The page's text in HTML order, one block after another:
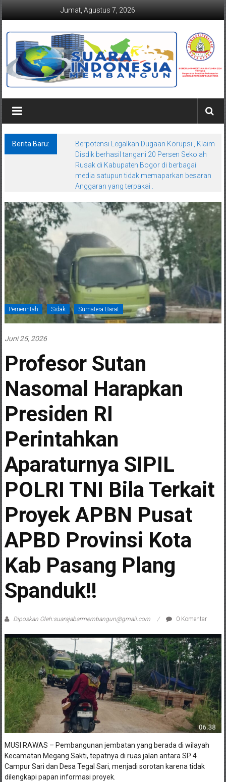
Jumat, Agustus 7, 2026
Berita Baru:
Berpotensi Legalkan Dugaan Korupsi , Klaim
Disdik berhasil tangani 20 Persen Sekolah
Rusak di Kabupaten Bogor di berbagai
media satupun tidak memaparkan besaran
Anggaran yang terpakai .
Pemerintah Sidak Sumatera Barat
Juni 25, 2026
Profesor Sutan
Nasomal Harapkan
Presiden RI
Perintahkan
Aparaturnya SIPIL
POLRI TNI Bila Terkait
Proyek APBN Pusat
APBD Provinsi Kota
Kab Pasang Plang
Spanduk!!
Diposkan Oleh:suarajabarmembangun@gmail.com 0 Komentar
MUSI RAWAS – Pembangunan jembatan yang berada di wilayah
Kecamatan Megang Sakti, tepatnya di ruas jalan antara SP 4
Campur Sari dan Desa Tegal Sari, menjadi sorotan karena tidak
dilengkapi papan informasi proyek.